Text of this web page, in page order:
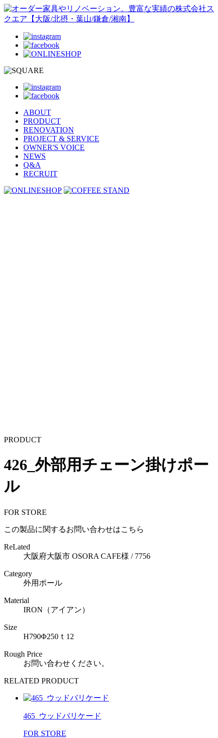
ABOUT
PRODUCT
RENOVATION
PROJECT & SERVICE
OWNER'S VOICE
NEWS
Q&A
RECRUIT
PRODUCT
426_外部用チェーン掛けポー
ル
FOR STORE
この製品に関するお問い合わせはこちら
ReLated
大阪府大阪市 OSORA CAFE様 / 7756
Category
外用ポール
Material
IRON（アイアン）
Size
H790Φ250ｔ12
Rough Price
お問い合わせください。
RELATED PRODUCT
465_ウッドバリケード
FOR STORE